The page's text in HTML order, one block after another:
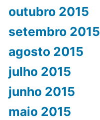
outubro 2015
setembro 2015
agosto 2015
julho 2015
junho 2015
maio 2015